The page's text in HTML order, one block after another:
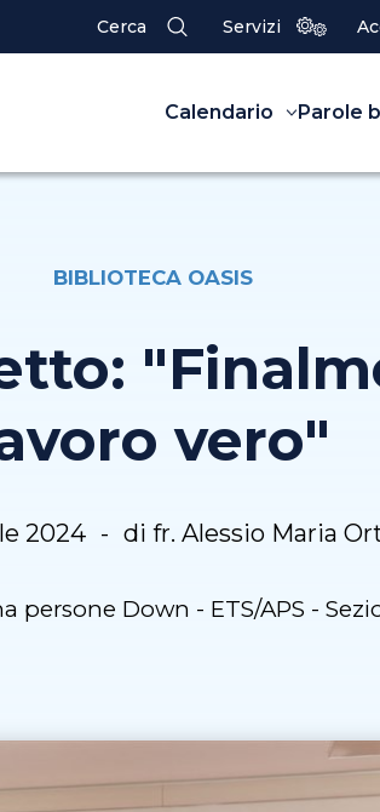
Cerca Servizi
Calendario Parole
BIBLIOTECA OASIS
vero"
2024 di fr. Alessio Maria
persone Down - ETS/APS -